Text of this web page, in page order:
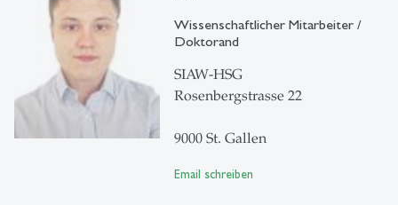
Wissenschaftlicher Mitarbeiter /
Doktorand
SIAW-HSG
Rosenbergstrasse 22
9000 St. Gallen
Email schreiben